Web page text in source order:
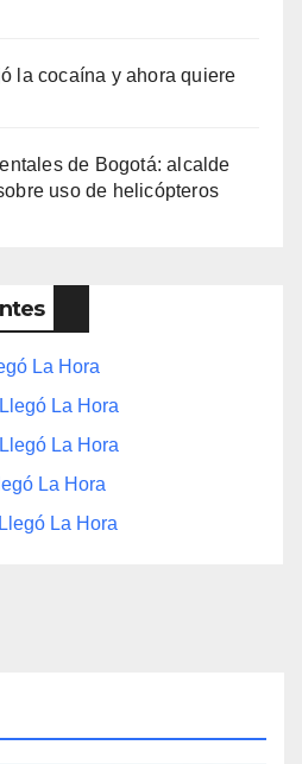
la cocaína y ahora quiere
de Bogotá: alcalde
uso de helicópteros
La Hora
Llegó La Hora
Llegó La Hora
La Hora
Llegó La Hora